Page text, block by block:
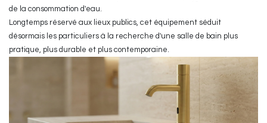
de la consommation d'eau.
Longtemps réservé aux lieux publics, cet équipement séduit
désormais les particuliers à la recherche d'une salle de bain plus
pratique, plus durable et plus contemporaine.